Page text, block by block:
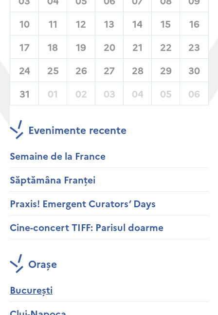
10
11 12 13 14 15
16
17
18 19 20 21 22
23
24
25 26 27 28 29
30
31
01 02 03 04 05 06
Evenimente recente
Semaine de la France
Săptămâna Franței
Praxis! Emergent Curators’ Days
Cine-concert TIFF: Parisul doarme
Orașe
București